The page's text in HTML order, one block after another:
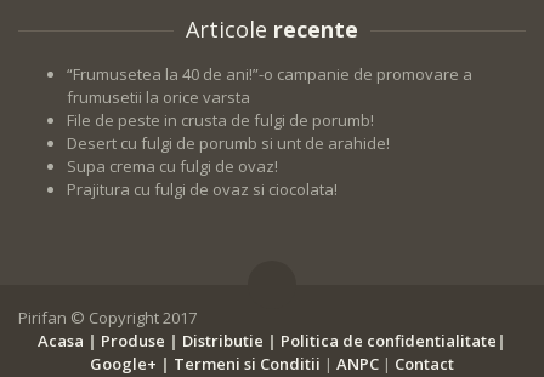
Articole recente
“Frumusetea la 40 de ani!”-o campanie de promovare a
frumusetii la orice varsta
File de peste in crusta de fulgi de porumb!
Desert cu fulgi de porumb si unt de arahide!
Supa crema cu fulgi de ovaz!
Prajitura cu fulgi de ovaz si ciocolata!
Pirifan © Copyright 2017
Acasa | Produse | Distributie | Politica de confidentialitate |
Google+ | Termeni si Conditii | ANPC | Contact